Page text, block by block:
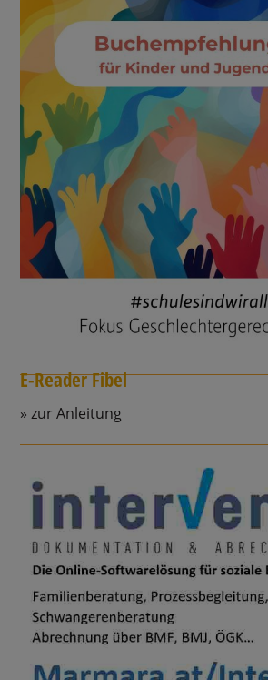
E-Reader Fibel
zur Anleitung